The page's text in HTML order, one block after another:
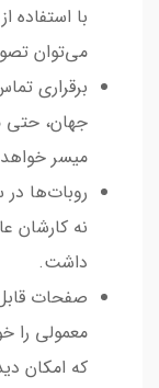
با استفاده
می‌توان
برقراری
جهان، حتی
میسر
نه کارشان
داشت.
صفحات
معمولی را
که امکان